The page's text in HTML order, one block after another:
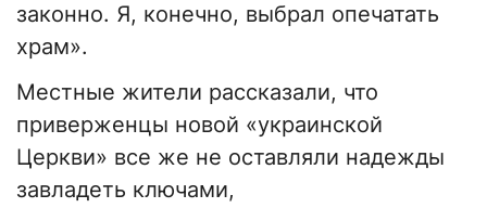
законно. Я, конечно, выбрал опечатать
храм».
Местные жители рассказали, что
приверженцы новой «украинской
Церкви» все же не оставляли надежды
завладеть ключами,